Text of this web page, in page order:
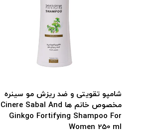
شامپو تقویتی و ضد ریزش مو سینره
مخصوص خانم ها Cinere Sabal And
Ginkgo Fortifying Shampoo For
Women 250 ml